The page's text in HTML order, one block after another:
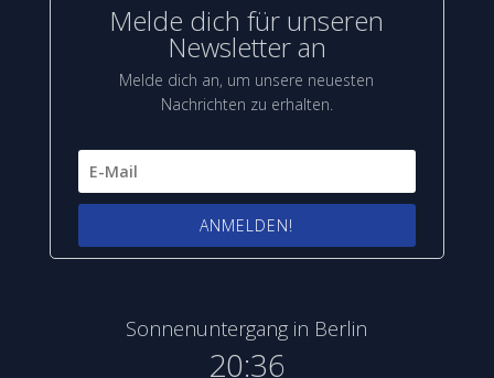
Melde dich für unseren
Newsletter an
Melde dich an, um unsere neuesten
Nachrichten zu erhalten.
ANMELDEN!
Sonnenuntergang in Berlin
20:36